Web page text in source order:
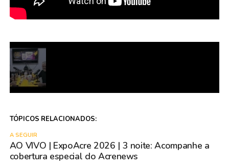
TÓPICOS RELACIONADOS:
A SEGUIR
AO VIVO | ExpoAcre 2026 | 3 noite: Acompanhe a
cobertura especial do Acrenews